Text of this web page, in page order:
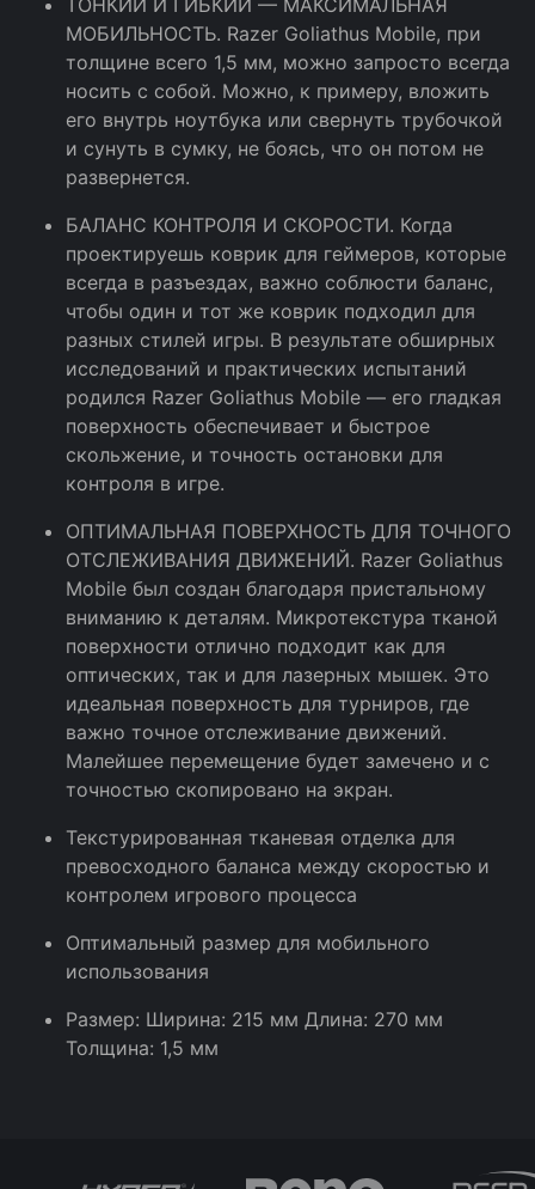
ТОНКИЙ И ГИБКИЙ — МАКСИМАЛЬНАЯ
МОБИЛЬНОСТЬ. Razer Goliathus Mobile, при
толщине всего 1,5 мм, можно запросто всегда
носить с собой. Можно, к примеру, вложить
его внутрь ноутбука или свернуть трубочкой
и сунуть в сумку, не боясь, что он потом не
развернется.
БАЛАНС КОНТРОЛЯ И СКОРОСТИ. Когда
проектируешь коврик для геймеров, которые
всегда в разъездах, важно соблюсти баланс,
чтобы один и тот же коврик подходил для
разных стилей игры. В результате обширных
исследований и практических испытаний
родился Razer Goliathus Mobile — его гладкая
поверхность обеспечивает и быстрое
скольжение, и точность остановки для
контроля в игре.
ОПТИМАЛЬНАЯ ПОВЕРХНОСТЬ ДЛЯ ТОЧНОГО
ОТСЛЕЖИВАНИЯ ДВИЖЕНИЙ. Razer Goliathus
Mobile был создан благодаря пристальному
вниманию к деталям. Микротекстура тканой
поверхности отлично подходит как для
оптических, так и для лазерных мышек. Это
идеальная поверхность для турниров, где
важно точное отслеживание движений.
Малейшее перемещение будет замечено и с
точностью скопировано на экран.
Текстурированная тканевая отделка для
превосходного баланса между скоростью и
контролем игрового процесса
Оптимальный размер для мобильного
использования
Размер: Ширина: 215 мм Длина: 270 мм
Толщина: 1,5 мм